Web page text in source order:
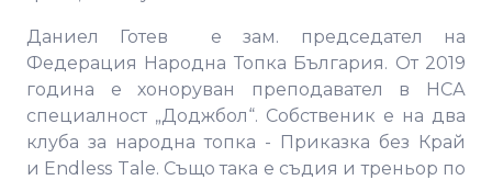
Даниел Готев e зам. председател на
Федерация Народна Топка България. От 2019
година е хоноруван преподавател в НСА
специалност „Доджбол“. Собственик е на два
клуба за народна топка - Приказка без Край
и Endless Tale. Също така е съдия и треньор по